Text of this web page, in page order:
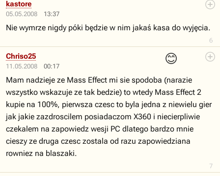
05.05.2008 13:37
6
kastore
Nie wymrze nigdy póki będzie w nim jakaś kasa do wyjęcia.
11.05.2008 00:17
😊
7
Chriso25
Mam nadzieje ze Mass Effect mi sie spodoba (narazie
wszystko wskazuje ze tak bedzie) to wtedy Mass Effect 2
kupie na 100%, pierwsza czesc to byla jedna z niewielu gier
jak jakie zazdroscilem posiadaczom X360 i niecierpliwie
czekalem na zapowiedz wesji PC dlatego bardzo mnie
cieszy ze druga czesc zostala od razu zapowiedziana
rowniez na blaszaki.